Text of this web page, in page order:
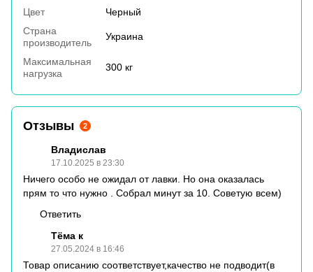
Цвет
Черный
Страна
производитель
Украина
Максимальная
нагрузка
300 кг
Отзывы 2
Владислав
17.10.2025 в 23:30
Ничего особо не ожидал от лавки. Но она оказалась
прям то что нужно . Собрал минут за 10. Советую всем)
Ответить
Тёма к
27.05.2024 в 16:46
Товар описанию соответствует,качество не подводит(в